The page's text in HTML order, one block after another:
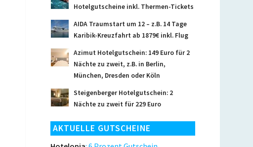
Hotelgutscheine inkl. Thermen-Tickets
AIDA Traumstart um 12 – z.B. 14 Tage
Karibik-Kreuzfahrt ab 1879€ inkl. Flug
Azimut Hotelgutschein: 149 Euro für 2
Nächte zu zweit, z.B. in Berlin,
München, Dresden oder Köln
Steigenberger Hotelgutschein: 2
Nächte zu zweit für 229 Euro
AKTUELLE GUTSCHEINE